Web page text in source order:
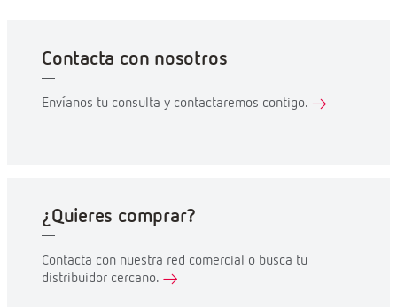
Contacta con nosotros
Envíanos tu consulta y contactaremos contigo.
¿Quieres comprar?
Contacta con nuestra red comercial o busca tu
distribuidor cercano.